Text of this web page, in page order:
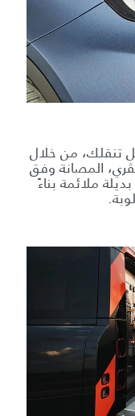
تنقلك، من خلال
المصانة وفق
ملائمة بناءً